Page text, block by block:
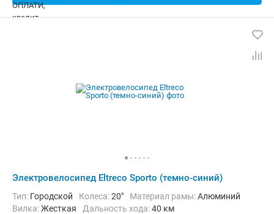
Электровелосипед Eltreco Sporto (темно-синий)
Тип: Городской Колеса:20" Материал рамы:Алюминий
Вилка:Жесткая Дальность хода:40 км